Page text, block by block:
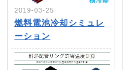
2019-03-25
燃料電池冷却シミュレ
ーション